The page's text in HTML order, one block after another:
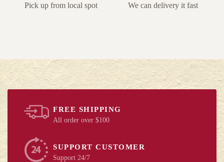
Pick up from local spot We can delivery it fast
FREE SHIPPING
All order over $100
SUPPORT CUSTOMER
Support 24/7